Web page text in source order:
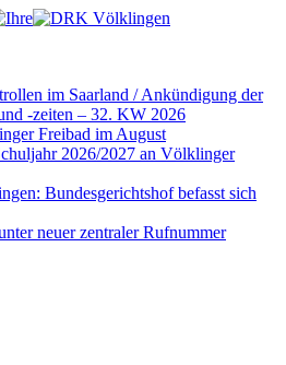
im Saarland / Ankündigung der
-zeiten – 32. KW 2026
Freibad im August
2026/2027 an Völklinger
Bundesgerichtshof befasst sich
neuer zentraler Rufnummer